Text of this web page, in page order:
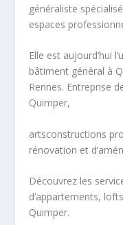
généraliste
espaces
Elle est aujourd’hui
bâtiment général à
Rennes. Entreprise
Quimper,
artsconstructions
rénovation et
Découvrez les
d’appartements,
Quimper.